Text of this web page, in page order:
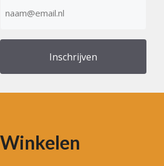
mailadres
Winkelen